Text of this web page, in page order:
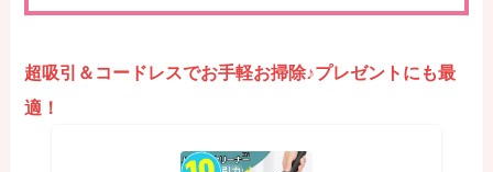
超吸引＆コードレスでお手軽お掃除♪プレゼントにも最
適！